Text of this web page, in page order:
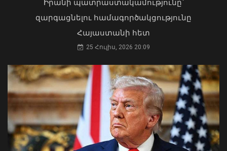
Իրանի պատրաստակամությունը՝
զարգացնելու համագործակցությունը
Հայաստանի հետ
25 Հուլիս, 2026 20:09